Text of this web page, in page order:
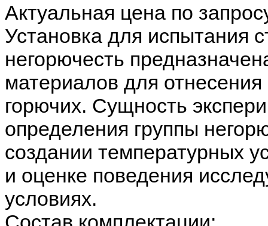
Aктуальная цена по
Установка для испытания
негорючесть
материалов для
горючих. Сущность
определения группы
создании температурных
и оценке поведения
условиях.